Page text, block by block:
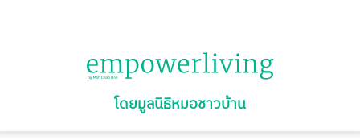
โดยมูลนิธิหมอชาวบ้าน